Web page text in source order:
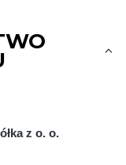
z o. o.